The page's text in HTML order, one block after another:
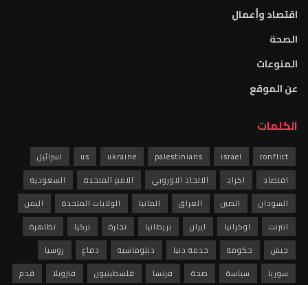
اقتصاد وأعمال
الصحة
المنوعات
عن الموقع
الكلمات
conflict
israel
palestinians
ukraine
us
اسرائيل
اقتصاد
اكراد الاتحاد الاوروبي الامم المتحدة
السعودية
السودان
الصين العراق المانيا الولايات المتحدة
اليمن
انترنت
اوكرانيا ايران بريطانيا تجارة تركيا
تظاهرة
جيش
حكومة خدمة دنيا دبلوماسية دفاع
روسيا
سوريا
سياسة صحة فرنسا فلسطينيون فنزويلا قدم